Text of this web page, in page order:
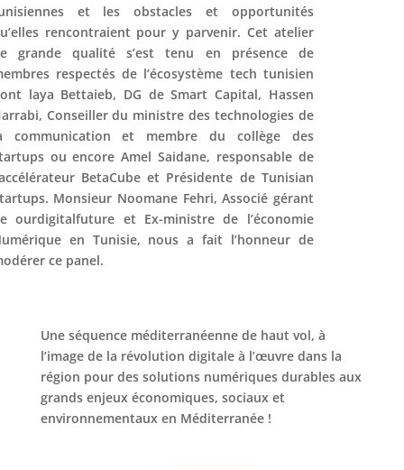
et les obstacles et opportunités
rencontraient pour y parvenir. Cet atelier
grande qualité s’est tenu en présence de
respectés de l’écosystème tech tunisien
laya Bettaieb, DG de Smart Capital, Hassen
Conseiller du ministre des technologies de
communication et membre du collège des
ou encore Amel Saidane, responsable de
BetaCube et Présidente de Tunisian
Monsieur Noomane Fehri, Associé gérant
ourdigitalfuture et Ex-ministre de l’économie
en Tunisie, nous a fait l’honneur de
ce panel.
Une séquence méditerranéenne de haut vol, à
l’image de la révolution digitale à l’œuvre dans la
région pour des solutions numériques durables aux
grands enjeux économiques, sociaux et
environnementaux en Méditerranée !